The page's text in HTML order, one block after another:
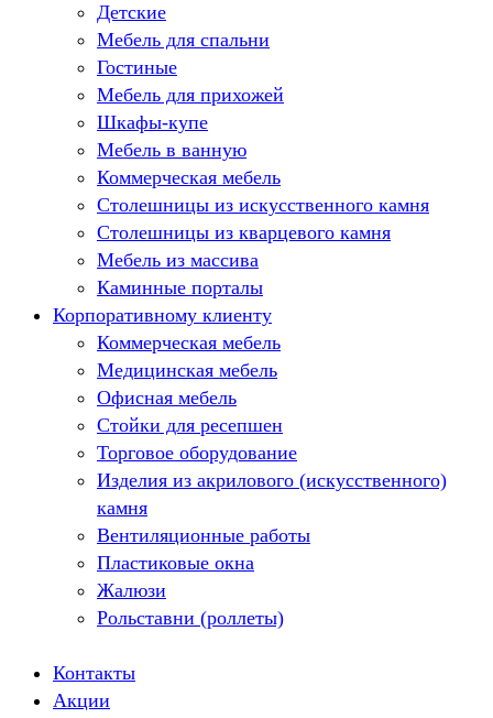
Детские
Мебель для спальни
Гостиные
Мебель для прихожей
Шкафы-купе
Мебель в ванную
Коммерческая мебель
Столешницы из искусственного камня
Столешницы из кварцевого камня
Мебель из массива
Каминные порталы
Камины Dimplex
Искусственный камень White Hills
Балконы ПВХ
Пластиковые окна
Жалюзи
Рулонные шторы
Корпоративному клиенту
Коммерческая мебель
Медицинская мебель
Офисная мебель
Стойки для ресепшен
Торговое оборудование
Изделия из акрилового (искусственного)
камня
Вентиляционные работы
Пластиковые окна
Жалюзи
Рольставни (роллеты)
Контакты
Акции